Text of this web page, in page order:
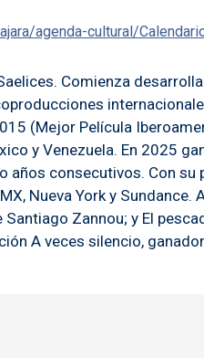
agenda-cultural/
Comienza
(Mejor Película
y Venezuela. En 2025
años consecutivos. Con
Nueva York y
Zannou; y El
A veces silencio,